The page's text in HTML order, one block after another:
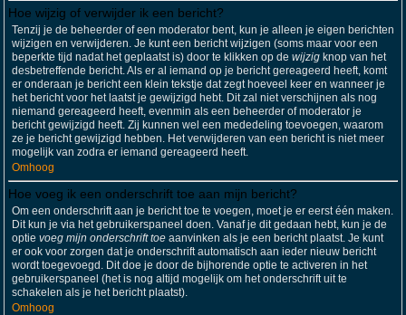
Hoe wijzig of verwijder ik een bericht?
Tenzij je de beheerder of een moderator bent, kun je alleen je eigen berichten
wijzigen en verwijderen. Je kunt een bericht wijzigen (soms maar voor een
beperkte tijd nadat het geplaatst is) door te klikken op de wijzig knop van het
desbetreffende bericht. Als er al iemand op je bericht gereageerd heeft, komt
er onderaan je bericht een klein tekstje dat zegt hoeveel keer en wanneer je
het bericht voor het laatst je gewijzigd hebt. Dit zal niet verschijnen als nog
niemand gereageerd heeft, evenmin als een beheerder of moderator je
bericht gewijzigd heeft. Zij kunnen wel een mededeling toevoegen, waarom
ze je bericht gewijzigd hebben. Het verwijderen van een bericht is niet meer
mogelijk van zodra er iemand gereageerd heeft.
Omhoog
Hoe voeg ik een onderschrift toe aan mijn bericht?
Om een onderschrift aan je bericht toe te voegen, moet je er eerst één maken.
Dit kun je via het gebruikerspaneel doen. Vanaf je dit gedaan hebt, kun je de
optie voeg mijn onderschrift toe aanvinken als je een bericht plaatst. Je kunt
er ook voor zorgen dat je onderschrift automatisch aan ieder nieuw bericht
wordt toegevoegd. Dit doe je door de bijhorende optie te activeren in het
gebruikerspaneel (het is nog altijd mogelijk om het onderschrift uit te
schakelen als je het bericht plaatst).
Omhoog